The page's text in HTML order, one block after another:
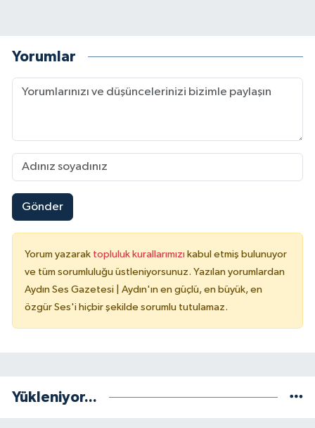
Yorumlar
Gönder
Yorum yazarak topluluk kurallarımızı kabul etmiş bulunuyor
ve tüm sorumluluğu üstleniyorsunuz. Yazılan yorumlardan
Aydın Ses Gazetesi | Aydın'ın en güçlü, en büyük, en
özgür Ses'i hiçbir şekilde sorumlu tutulamaz.
Yükleniyor...